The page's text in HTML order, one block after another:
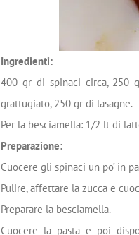
Ingredienti:
400 gr di spinaci circa, 250
grattugiato, 250 gr di lasagne.
Per la besciamella: 1/2 lt di
Preparazione:
Cuocere gli spinaci un po’ in
Pulire, affettare la zucca e
Preparare la besciamella.
Cuocere la pasta e poi